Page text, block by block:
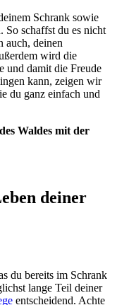
Schrank sowie
So schaffst du es nicht
auch, deinen
wird die
und damit die Freude
kann, zeigen wir
du ganz einfach und
Waldes mit der
deiner
du bereits im Schrank
lange Teil deiner
entscheidend. Achte